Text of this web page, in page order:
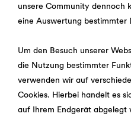
unsere Community dennoch
eine Auswertung bestimmter
Um den Besuch unserer
die Nutzung bestimmter
verwenden wir auf
Cookies. Hierbei handelt es
auf Ihrem Endgerät abgelegt